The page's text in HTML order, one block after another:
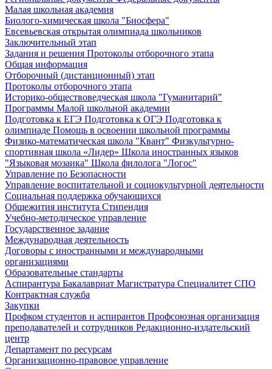
Малая школьная академия
Биолого-химическая школа "Биосфера"
Евсевьевская открытая олимпиада школьников
Заключительный этап
Задания и решения Протоколы отборочного этапа
Общая информация
Отборочный (дистанционный) этап
Протоколы отборочного этапа
Историко-обществоведческая школа "Гуманитарий"
Программы Малой школьной академии
Подготовка к ЕГЭ Подготовка к ОГЭ Подготовка к
олимпиаде Помощь в освоении школьной программы
Физико-математическая школа "Квант" Физкультурно-
спортивная школа «Лидер» Школа иностранных языков
"Языковая мозаика" Школа филолога "Логос"
Управление по Безопасности
Управление воспитательной и социокультурной деятельности
Социальная поддержка обучающихся
Общежития института Стипендия
Учебно-методическое управление
Государственное задание
Международная деятельность
Договоры с иностранными и международными
организациями
Образовательные стандарты
Аспирантура Бакалавриат Магистратура Специалитет СПО
Контрактная служба
Закупки
Профком студентов и аспирантов Профсоюзная организация
преподавателей и сотрудников Редакционно-издательский
центр
Департамент по ресурсам
Организационно-правовое управление